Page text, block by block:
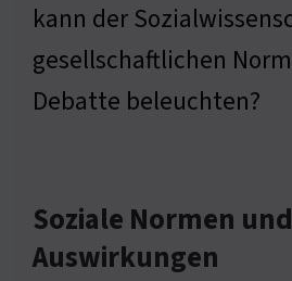
kann der
gesellschaftlichen
Debatte beleuchten?
Soziale Normen
Auswirkungen